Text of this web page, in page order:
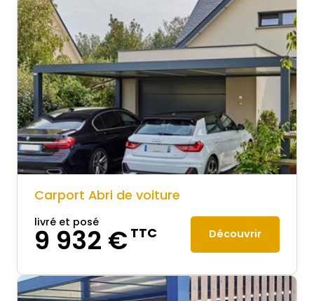
Carport Abri de voiture
livré et posé
9 932 €TTC Découvrir